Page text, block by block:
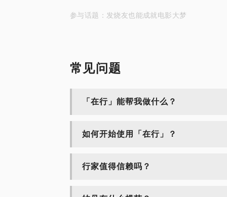
参与话题：发烧友也能成就电影大梦
常见问题
「在行」能帮我做什么？
如何开始使用「在行」？
行家值得信赖吗？